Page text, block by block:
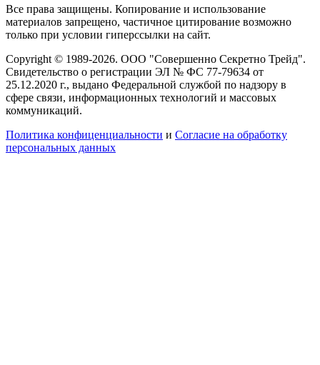
Все права защищены. Копирование и использование
материалов запрещено, частичное цитирование возможно
только при условии гиперссылки на сайт.
Copyright © 1989-2026. ООО "Совершенно Секретно Трейд".
Свидетельство о регистрации ЭЛ № ФС 77-79634 от
25.12.2020 г., выдано Федеральной службой по надзору в
сфере связи, информационных технологий и массовых
коммуникаций.
Политика конфиценциальности и Согласие на обработку
персональных данных